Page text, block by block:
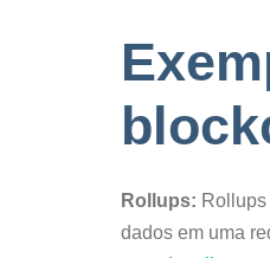
Rollups:
dados em uma